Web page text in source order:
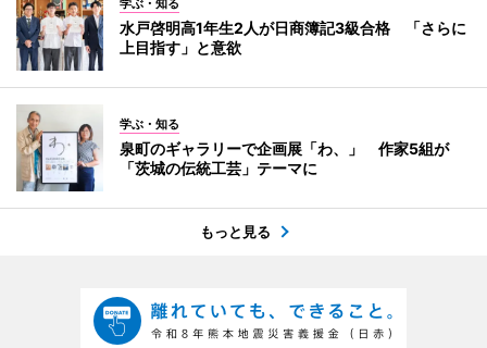
学ぶ・知る
水戸啓明高1年生2人が日商簿記3級合格 「さらに
上目指す」と意欲
学ぶ・知る
泉町のギャラリーで企画展「わ、」 作家5組が
「茨城の伝統工芸」テーマに
もっと見る